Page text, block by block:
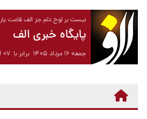
نیست بر لوح دلم جز الف قامت یار
پایگاه خبری الف
جمعه ۱۶ مرداد ۱۴۰۵ برابر با ۰۷ آگوست ۲۰۲۶